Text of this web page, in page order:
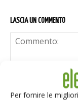
Per fornire le
LASCIA UN COMMENTO